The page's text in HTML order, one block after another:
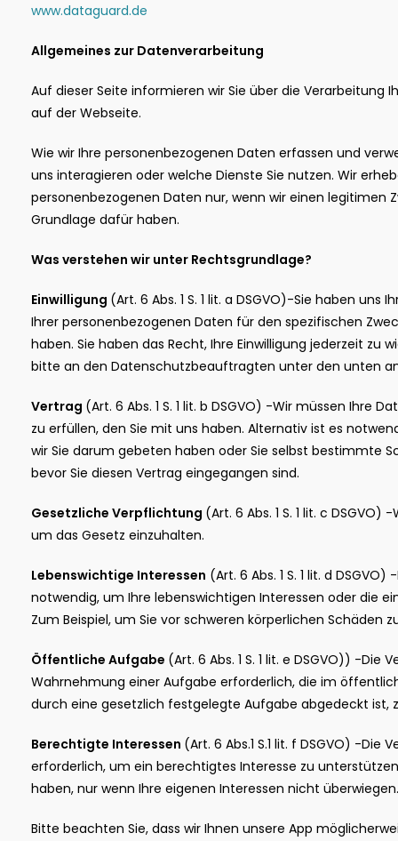
www.dataguard.de
Allgemeines zur Datenverarbeitung
Auf dieser Seite informieren wir Sie über die Verarbeitung
auf der Webseite.
Wie wir Ihre personenbezogenen Daten erfassen und
uns interagieren oder welche Dienste Sie nutzen. Wir
personenbezogenen Daten nur, wenn wir einen legitimen
Grundlage dafür haben.
Was verstehen wir unter Rechtsgrundlage?
Einwilligung (Art. 6 Abs. 1 S. 1 lit. a DSGVO)-Sie haben uns
Ihrer personenbezogenen Daten für den spezifischen
haben. Sie haben das Recht, Ihre Einwilligung jederzeit zu
bitte an den Datenschutzbeauftragten unter den unten
Vertrag (Art. 6 Abs. 1 S. 1 lit. b DSGVO) -Wir müssen Ihre
zu erfüllen, den Sie mit uns haben. Alternativ ist es
wir Sie darum gebeten haben oder Sie selbst bestimmte
bevor Sie diesen Vertrag eingegangen sind.
Gesetzliche Verpflichtung (Art. 6 Abs. 1 S. 1 lit. c
um das Gesetz einzuhalten.
Lebenswichtige Interessen (Art. 6 Abs. 1 S. 1 lit. d
notwendig, um Ihre lebenswichtigen Interessen oder die
Zum Beispiel, um Sie vor schweren körperlichen Schäden
Öffentliche Aufgabe (Art. 6 Abs. 1 S. 1 lit. e DSGVO)) -
Wahrnehmung einer Aufgabe erforderlich, die im
durch eine gesetzlich festgelegte Aufgabe abgedeckt ist,
Berechtigte Interessen (Art. 6 Abs.1 S.1 lit. f DSGVO) -Die
erforderlich, um ein berechtigtes Interesse zu
haben, nur wenn Ihre eigenen Interessen nicht überwiegen.
Bitte beachten Sie, dass wir Ihnen unsere App